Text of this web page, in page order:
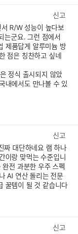
신고
R/W 성능이 높다보
는군요. 그런 점에서
제품답게 알루미늄 방
점은 칭찬하고 싶네
정식 출시되지 않았
내에서도 만나볼 수 있
신고
짜 대단하네요 램 하나
이랑 맞먹는 수준입니
전 과분한 우주 스펙
AI 연산 돌리는 전문
꿀템이 될 것 같습니다
신고